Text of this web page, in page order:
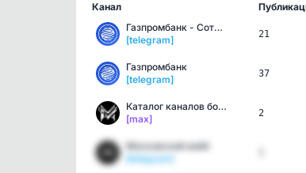
Канал
Газпромбанк - Сотрудникам
[telegram]
21
Газпромбанк
[telegram]
37
Каталог каналов ботов в …
[max]
2
Московский вайб
[telegram]